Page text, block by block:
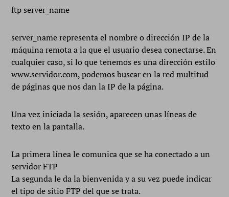
ftp server_name
server_name representa el nombre o dirección IP de la
máquina remota a la que el usuario desea conectarse. En
cualquier caso, si lo que tenemos es una dirección estilo
www.servidor.com, podemos buscar en la red multitud
de páginas que nos dan la IP de la página.
Una vez iniciada la sesión, aparecen unas líneas de
texto en la pantalla.
La primera línea le comunica que se ha conectado a un
servidor FTP
La segunda le da la bienvenida y a su vez puede indicar
el tipo de sitio FTP del que se trata.